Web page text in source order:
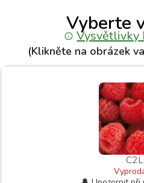
Vyberte
Vysvětlivky
(Klikněte na obrázek
C2L